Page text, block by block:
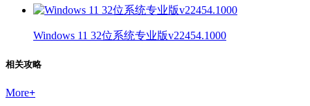
Windows 11 32位系统专业版v22454.1000
相关攻略
More+